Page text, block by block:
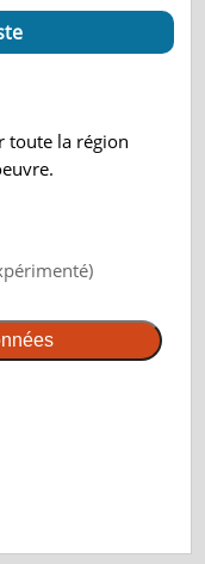
toute la région